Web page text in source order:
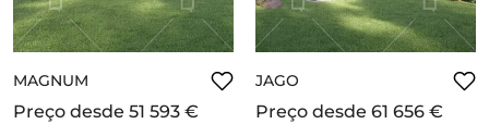
MAGNUM
Preço desde 51 593 €
JAGO
Preço desde 61 656 €